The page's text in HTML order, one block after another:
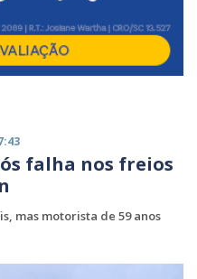
falha nos freios
mas motorista de 59 anos